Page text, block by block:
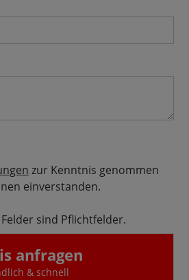
zur Kenntnis genommen
einverstanden.
sind Pflichtfelder.
anfragen
& schnell